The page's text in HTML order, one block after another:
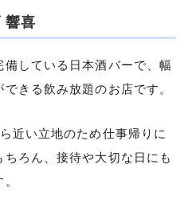
響喜
している日本酒バーで、幅
きる飲み放題のお店です。
近い立地のため仕事帰りに
ろん、接待や大切な日にも